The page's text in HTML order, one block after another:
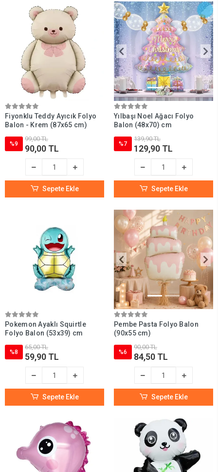
Fiyonklu Teddy Ayıcık Folyo
Balon - Krem (87x65 cm)
%9
99,00 TL
90,00 TL
Sepete Ekle
Yılbaşı Noel Ağacı Folyo
Balon (48x70) cm
%7
139,90 TL
129,90 TL
Sepete Ekle
Pokemon Ayaklı Squirtle
Folyo Balon (53x39) cm
%8
65,00 TL
59,90 TL
Sepete Ekle
Pembe Pasta Folyo Balon
(90x55 cm)
%6
90,00 TL
84,50 TL
Sepete Ekle